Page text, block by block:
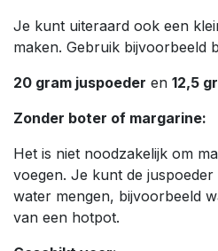
Je kunt uiteraard ook een
maken. Gebruik bijvoorbeeld
20 gram juspoeder en 12,5
Zonder boter of margarine:
Het is niet noodzakelijk om
voegen. Je kunt de
water mengen, bijvoorbeeld
van een hotpot.